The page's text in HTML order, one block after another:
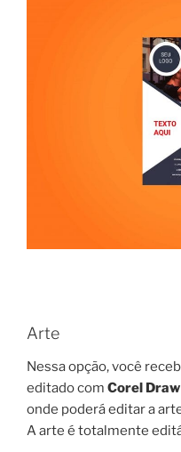
Arte
Nessa opção, você
editado com Corel Draw
onde poderá editar a
A arte é totalmente